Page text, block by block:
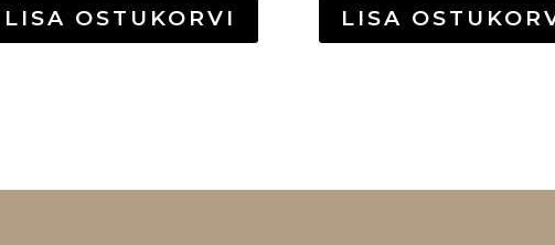
LISA OSTUKORVI LISA